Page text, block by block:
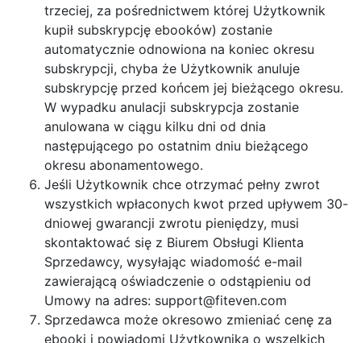
trzeciej, za pośrednictwem której Użytkownik
kupił subskrypcję ebooków) zostanie
automatycznie odnowiona na koniec okresu
subskrypcji, chyba że Użytkownik anuluje
subskrypcję przed końcem jej bieżącego okresu.
W wypadku anulacji subskrypcja zostanie
anulowana w ciągu kilku dni od dnia
następującego po ostatnim dniu bieżącego
okresu abonamentowego.
Jeśli Użytkownik chce otrzymać pełny zwrot
wszystkich wpłaconych kwot przed upływem 30-
dniowej gwarancji zwrotu pieniędzy, musi
skontaktować się z Biurem Obsługi Klienta
Sprzedawcy, wysyłając wiadomość e-mail
zawierającą oświadczenie o odstąpieniu od
Umowy na adres: support@fiteven.com
Sprzedawca może okresowo zmieniać cenę za
ebooki i powiadomi Użytkownika o wszelkich